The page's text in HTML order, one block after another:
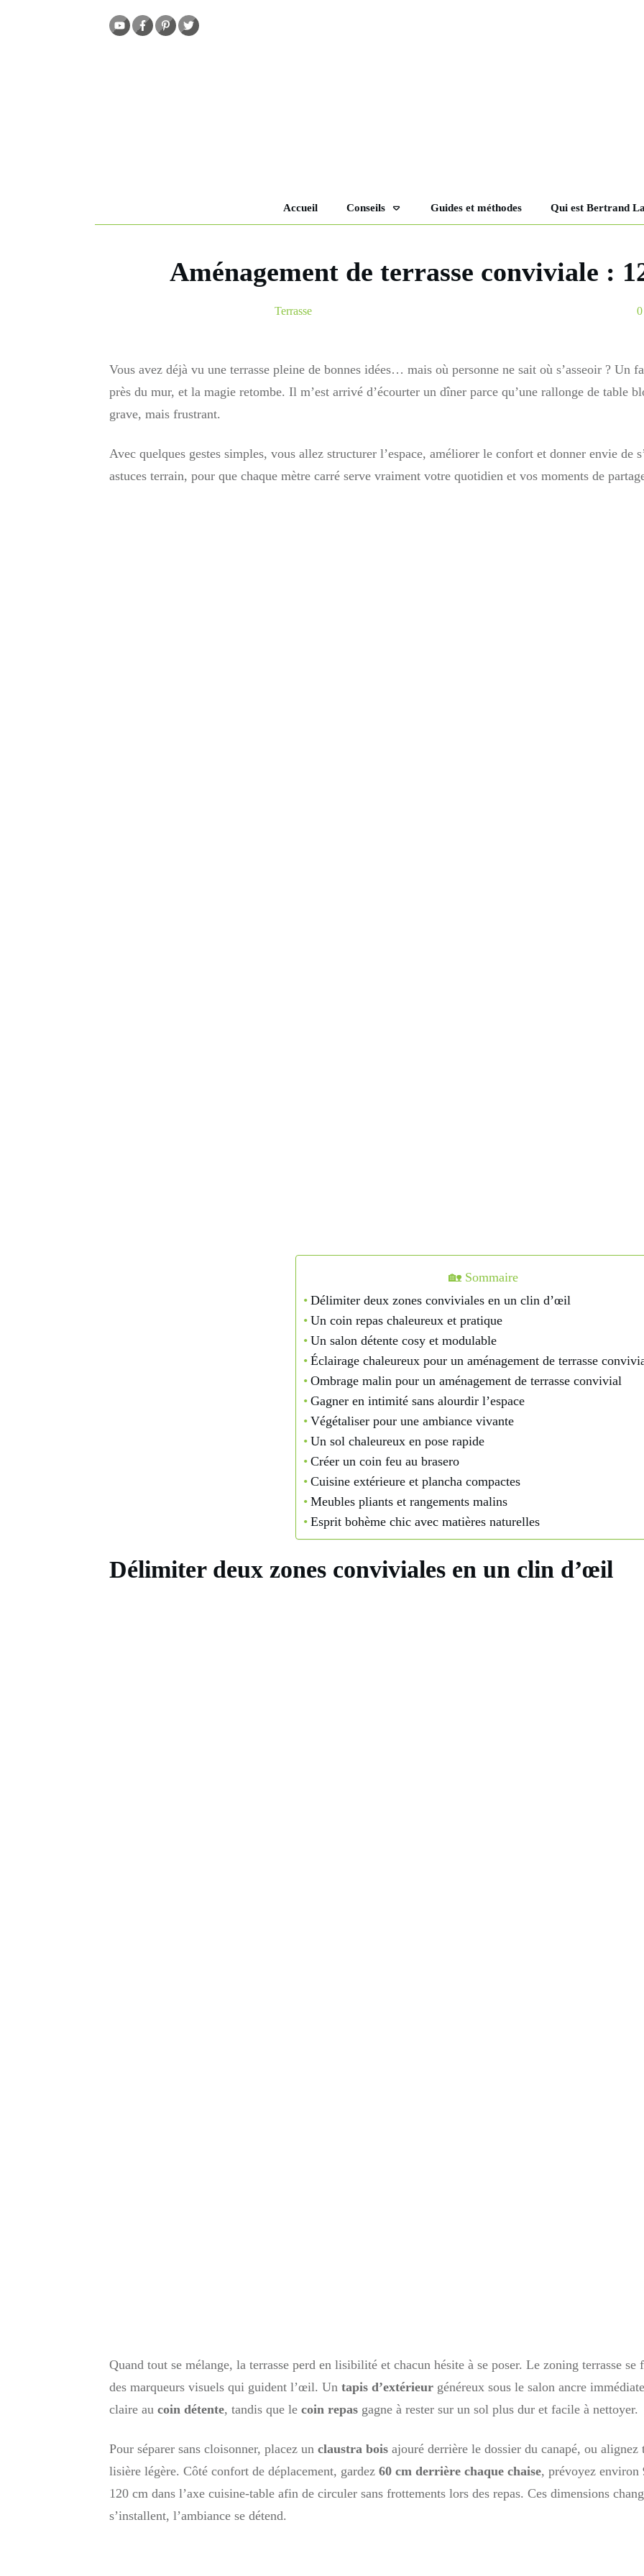
Accueil Conseils Guides et méthodes Qui est Bertrand
Aménagement de terrasse conviviale :
Terrasse 0
Vous avez déjà vu une terrasse pleine de bonnes idées… mais où personne ne sait où s’asseoir ? Un
près du mur, et la magie retombe. Il m’est arrivé d’écourter un dîner parce qu’une rallonge de table
grave, mais frustrant.
Avec quelques gestes simples, vous allez structurer l’espace, améliorer le confort et donner envie de
astuces terrain, pour que chaque mètre carré serve vraiment votre quotidien et vos moments de
🏡 Sommaire
Délimiter deux zones conviviales en un clin d’œil
Un coin repas chaleureux et pratique
Un salon détente cosy et modulable
Éclairage chaleureux pour un aménagement de terrasse
Ombrage malin pour un aménagement de terrasse convivial
Gagner en intimité sans alourdir l’espace
Végétaliser pour une ambiance vivante
Un sol chaleureux en pose rapide
Créer un coin feu au brasero
Cuisine extérieure et plancha compactes
Meubles pliants et rangements malins
Esprit bohème chic avec matières naturelles
Délimiter deux zones conviviales en un clin d’œil
Quand tout se mélange, la terrasse perd en lisibilité et chacun hésite à se poser. Le zoning terrasse
des marqueurs visuels qui guident l’œil. Un tapis d’extérieur généreux sous le salon ancre
claire au coin détente, tandis que le coin repas gagne à rester sur un sol plus dur et facile à nettoyer.
Pour séparer sans cloisonner, placez un claustra bois ajouré derrière le dossier du canapé, ou
lisière légère. Côté confort de déplacement, gardez 60 cm derrière chaque chaise, prévoyez environ
120 cm dans l’axe cuisine-table afin de circuler sans frottements lors des repas. Ces dimensions
s’installent, l’ambiance se détend.